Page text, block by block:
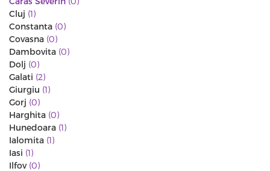
Cluj (1)
Constanta (0)
Covasna (0)
Dambovita (0)
Dolj (0)
Galati (2)
Giurgiu (1)
Gorj (0)
Harghita (0)
Hunedoara (1)
Ialomita (1)
Iasi (1)
Ilfov (0)